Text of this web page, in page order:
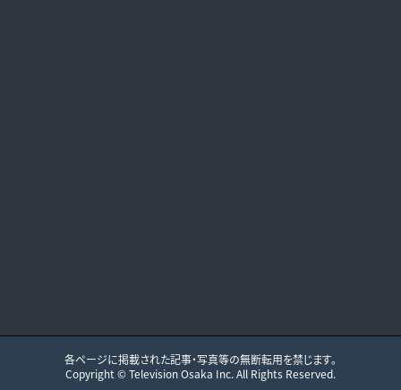
各ページに掲載された記事・写真等の無断転用を禁じます。
Copyright ©Television Osaka Inc. All Rights Reserved.